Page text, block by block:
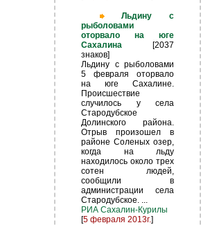
Льдину с
рыболовами
оторвало на юге
Сахалина [2037
знаков]
Льдину с рыболовами
5 февраля оторвало
на юге Сахалине.
Происшествие
случилось у села
Стародубское
Долинского района.
Отрыв произошел в
районе Соленых озер,
когда на льду
находилось около трех
сотен людей,
сообщили в
администрации села
Стародубское. ...
РИА Сахалин-Курилы
[5 февраля 2013г.]